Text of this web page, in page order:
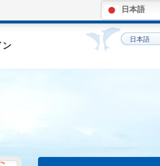
日本語
ン
日本語